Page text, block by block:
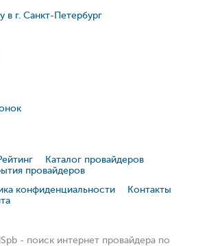
в г. Санкт-Петербург
Каталог провайдеров
провайдеров
конфиденциальности
Контакты
- поиск интернет провайдера по